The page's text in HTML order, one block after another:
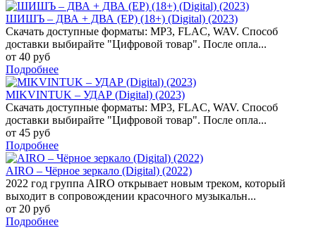
ШИШЪ – ДВА + ДВА (EP) (18+) (Digital) (2023)
Скачать доступные форматы: MP3, FLAC, WAV. Способ
доставки выбирайте "Цифровой товар". После опла...
от 40 руб
Подробнее
MIKVINTUK – УДАР (Digital) (2023)
Скачать доступные форматы: MP3, FLAC, WAV. Способ
доставки выбирайте "Цифровой товар". После опла...
от 45 руб
Подробнее
AIRO – Чёрное зеркало (Digital) (2022)
2022 год группа AIRO открывает новым треком, который
выходит в сопровождении красочного музыкальн...
от 20 руб
Подробнее